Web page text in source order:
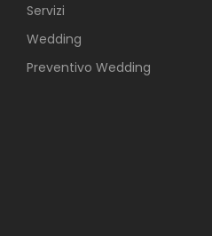
Servizi
Wedding
Preventivo Wedding